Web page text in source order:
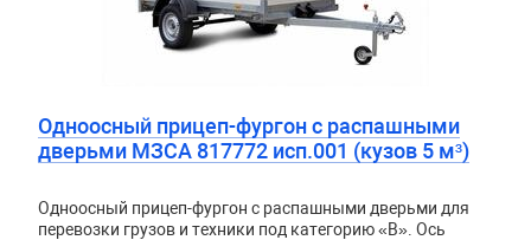
Одноосный прицеп-фургон с распашными
дверьми МЗСА 817772 исп.001 (кузов 5 м³)
Одноосный прицеп-фургон с распашными дверьми для
перевозки грузов и техники под категорию «B». Ось